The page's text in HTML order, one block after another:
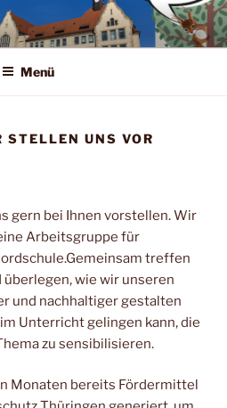
Menü
STELLEN UNS VOR
gern bei Ihnen vorstellen. Wir
Arbeitsgruppe für
treffen
wie wir unseren
und nachhaltiger gestalten
Unterricht gelingen kann, die
zu sensibilisieren.
Monaten bereits Fördermittel